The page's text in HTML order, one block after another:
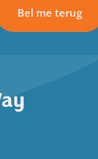
Bel me terug